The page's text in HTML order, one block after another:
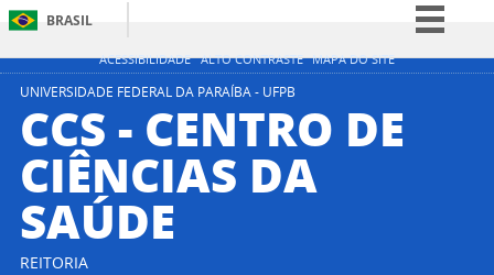
ACESSIBILIDADE ALTO CONTRASTE MAPA DO SITE
BRASIL
Simplifique!
Participe
Acesso à informação
Legislação
UNIVERSIDADE FEDERAL DA PARAÍBA - UFPB
CCS - CENTRO DE
CIÊNCIAS DA
SAÚDE
REITORIA